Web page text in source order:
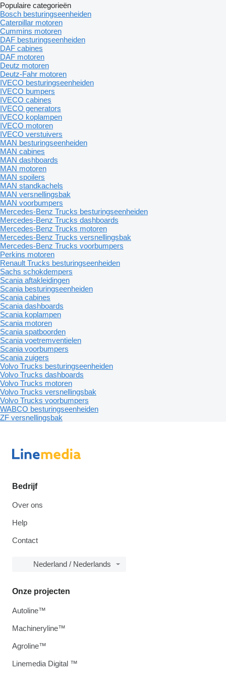
Populaire categorieën
Bosch besturingseenheiden
Caterpillar motoren
Cummins motoren
DAF besturingseenheiden
DAF cabines
DAF motoren
Deutz motoren
Deutz-Fahr motoren
IVECO besturingseenheiden
IVECO bumpers
IVECO cabines
IVECO generators
IVECO koplampen
IVECO motoren
IVECO verstuivers
MAN besturingseenheiden
MAN cabines
MAN dashboards
MAN motoren
MAN spoilers
MAN standkachels
MAN versnellingsbak
MAN voorbumpers
Mercedes-Benz Trucks besturingseenheiden
Mercedes-Benz Trucks dashboards
Mercedes-Benz Trucks motoren
Mercedes-Benz Trucks versnellingsbak
Mercedes-Benz Trucks voorbumpers
Perkins motoren
Renault Trucks besturingseenheiden
Sachs schokdempers
Scania aftakleidingen
Scania besturingseenheiden
Scania cabines
Scania dashboards
Scania koplampen
Scania motoren
Scania spatboorden
Scania voetremventielen
Scania voorbumpers
Scania zuigers
Volvo Trucks besturingseenheiden
Volvo Trucks dashboards
Volvo Trucks motoren
Volvo Trucks versnellingsbak
Volvo Trucks voorbumpers
WABCO besturingseenheiden
ZF versnellingsbak
Bedrijf
Over ons
Help
Contact
Nederland / Nederlands
Onze projecten
Autoline™
Machineryline™
Agroline™
Linemedia Digital ™